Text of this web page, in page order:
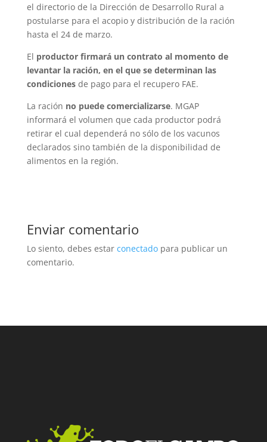
el directorio de la Dirección de Desarrollo Rural a
postularse para el acopio y distribución de la ración
hasta el 24 de marzo.
El productor firmará un contrato al momento de
levantar la ración, en el que se determinan las
condicionesde pago para el recupero FAE.
La ración no puede comercializarse. MGAP
informará el volumen que cada productor podrá
retirar el cual dependerá no sólo de los vacunos
declarados sino también de la disponibilidad de
alimentos en la región.
Enviar comentario
Lo siento, debes estar conectadopara publicar un
comentario.